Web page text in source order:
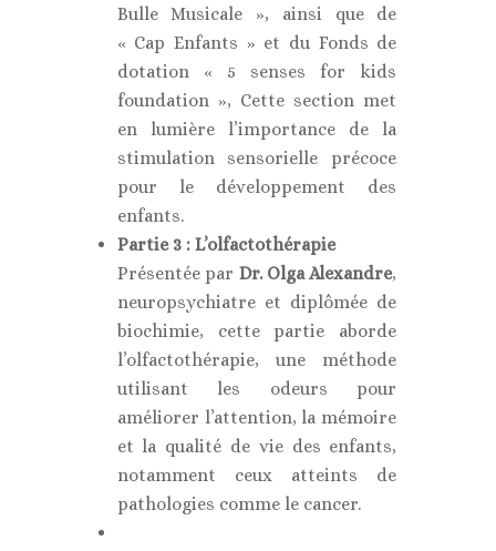
Bulle Musicale », ainsi que de
« Cap Enfants » et du Fonds de
dotation « 5 senses for kids
foundation », Cette section met
en lumière l’importance de la
stimulation sensorielle précoce
pour le développement des
enfants.
Partie 3 : L’olfactothérapie
Présentée par Dr. Olga Alexandre,
neuropsychiatre et diplômée de
biochimie, cette partie aborde
l’olfactothérapie, une méthode
utilisant les odeurs pour
améliorer l’attention, la mémoire
et la qualité de vie des enfants,
notamment ceux atteints de
pathologies comme le cancer.